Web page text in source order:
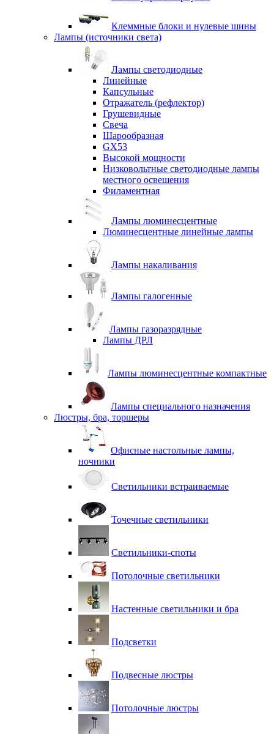
Клеммные блоки и нулевые шины
Лампы (источники света)
Лампы светодиодные
Линейные
Капсульные
Отражатель (рефлектор)
Грушевидные
Свеча
Шарообразная
GX53
Высокой мощности
Низковольтные светодиодные лампы
местного освещения
Филаментная
Лампы люминесцентные
Люминесцентные линейные лампы
Лампы накаливания
Лампы галогенные
Лампы газоразрядные
Лампы ДРЛ
Лампы люминесцентные компактные
Лампы специального назначения
Люстры, бра, торшеры
Офисные настольные лампы,
ночники
Светильники встраиваемые
Точечные светильники
Светильники-споты
Потолочные светильники
Настенные светильники и бра
Подсветки
Подвесные люстры
Потолочные люстры